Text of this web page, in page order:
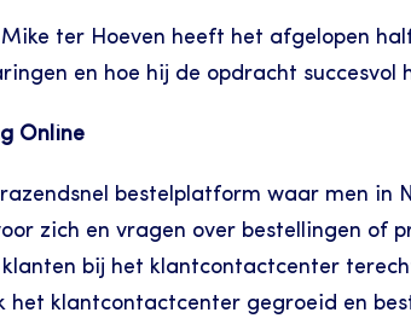
ter Hoeven heeft het afgelopen
en hoe hij de opdracht succesvol
Online
bestelplatform waar men in
zich en vragen over bestellingen of
bij het klantcontactcenter
het klantcontactcenter gegroeid en